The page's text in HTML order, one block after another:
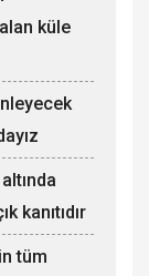
küle
kanıtıdır
tüm